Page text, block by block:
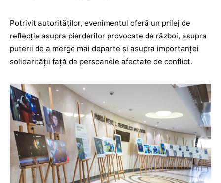
Potrivit autorităților, evenimentul oferă un prilej de
reflecție asupra pierderilor provocate de război, asupra
puterii de a merge mai departe și asupra importanței
solidarității față de persoanele afectate de conflict.